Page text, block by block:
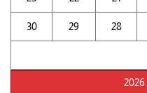
28
29
30